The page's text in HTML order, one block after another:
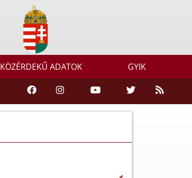
KÖZÉRDEKŰ ADATOK GYIK